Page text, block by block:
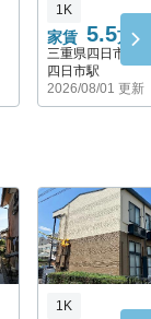
家賃 5.5万円
1K
三重県四日市市
四日市駅
2026/08/01 更新
1K